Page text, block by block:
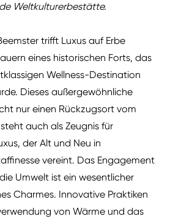
Weltkulturerbestätte.
trifft Luxus auf Erbe
eines historischen Forts, das
Wellness-Destination
Dieses außergewöhnliche
nur einen Rückzugsort vom
auch als Zeugnis für
der Alt und Neu in
vereint. Das Engagement
Umwelt ist ein wesentlicher
Charmes. Innovative Praktiken
von Wärme und das